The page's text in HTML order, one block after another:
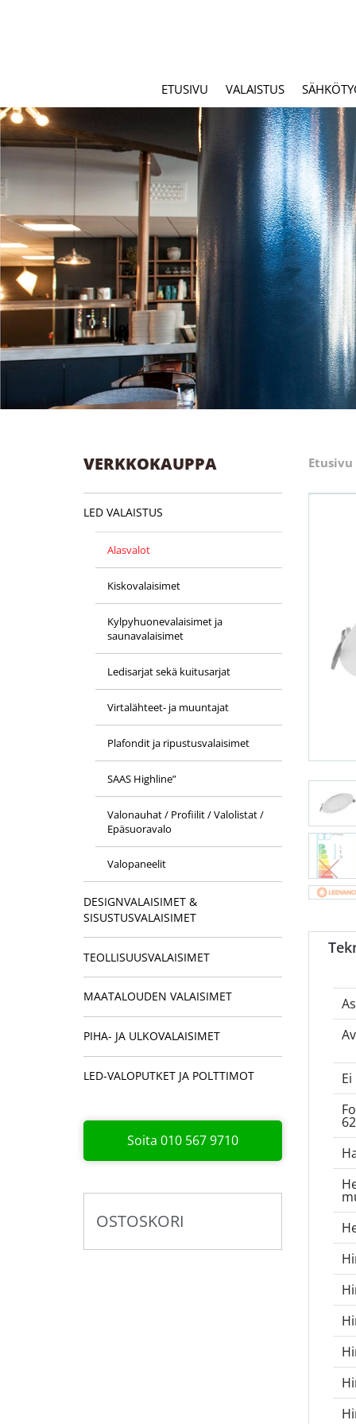
ETUSIVU VALAISTUS
VERKKOKAUPPA
LED VALAISTUS
Alasvalot
Kiskovalaisimet
Kylpyhuone­valaisimet ja
saunavalaisimet
Ledisarjat sekä kuitusarjat
Virtalähteet- ja muuntajat
Plafondit ja ripustusvalaisimet
SAAS Highline”
Valonauhat / Profiilit / Valolistat /
Epäsuoravalo
Valopaneelit
DESIGNVALAISIMET &
SISUSTUSVALAISIMET
TEOLLISUUSVALAISIMET
MAATALOUDEN VALAISIMET
PIHA- JA ULKOVALAISIMET
LED-VALOPUTKET JA POLTTIMOT
Soita 010 567 9710
OSTOSKORI
Etusivu